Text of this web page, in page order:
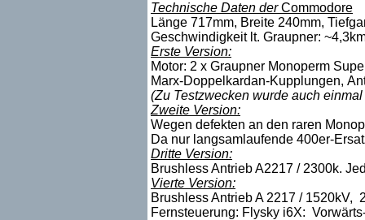
Technische Daten derCommodore
Länge 717mm, Breite 240mm,
Geschwindigkeit lt. Graupner:
Erste Version:
Motor: 2 x Graupner Monoperm
Marx-Doppelkardan-Kupplungen,
(Zu Testzwecken wurde auch
Zweite Version:
Wegen defekten an den raren
Da nur langsamlaufende 400er-
Dritte Version:
Brushless Antrieb A2217 / 2300k.
Vierte Version:
Brushless Antrieb A 2217 / 1520kV,
Fernsteuerung: Flysky i6X: